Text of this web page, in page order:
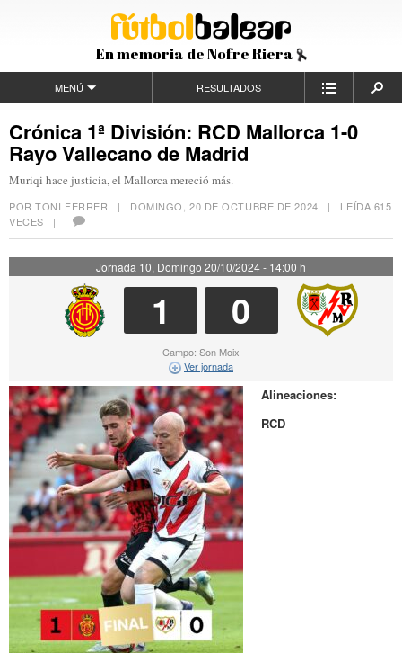
En memoria de Nofre Riera
MENÚ RESULTADOS
Crónica 1ª División: RCD Mallorca 1-0
Rayo Vallecano de Madrid
Muriqi hace justicia, el Mallorca mereció más.
POR TONI FERRER | DOMINGO, 20 DE OCTUBRE DE 2024 | LEÍDA 615
VECES |
Jornada 10, Domingo 20/10/2024 - 14:00 h
1 0
Campo: Son Moix
Ver jornada
Alineaciones:
RCD